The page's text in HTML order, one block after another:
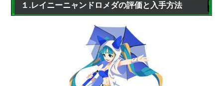
１.レイニーニャンドロメダの評価と入手方法